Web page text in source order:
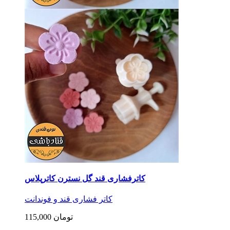
کاترفشاری قند گل نسترن کاترپلاس
کاتر فشاری قند و فوندانت
115,000 تومان